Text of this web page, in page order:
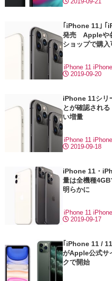
｢iPhone 11｣
発売 Appleや
ショップで購入
2019-09-20
iPhone 11
iPhone 11シリ
とが確認され
い増量
2019-09-18
iPhone 11
iPhone 11・
量は全機種
明らかに
2019-09-17
iPhone 11
｢iPhone 11 /
がApple公式サ
クで開始